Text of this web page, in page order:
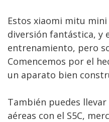
Estos xiaomi mitu
diversión fantástica, y
entrenamiento, pero
Comencemos por el
un aparato bien
También puedes
aéreas con el S5C,